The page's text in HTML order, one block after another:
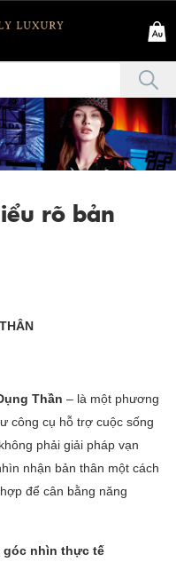
rõ bản
Thần – là một phương
công cụ hỗ trợ cuộc sống
phải giải pháp vạn
nhận bản thân một cách
để cân bằng năng
góc nhìn thực tế